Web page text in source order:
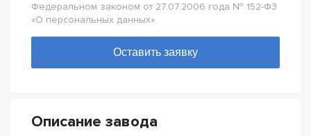
Федеральном законом от 27.07.2006 года № 152-Ф3
«О персональных данных».
Описание завода